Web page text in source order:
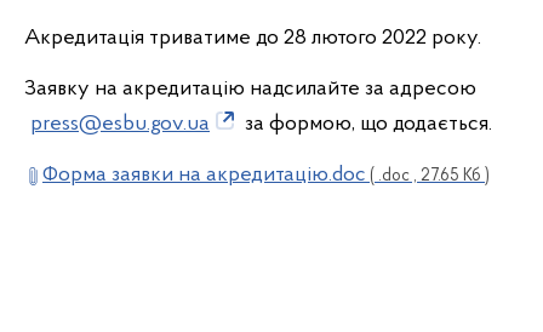
Акредитація триватиме до 28 лютого 2022 року.
Заявку на акредитацію надсилайте за адресою
press@esbu.gov.ua
за формою, що додається.
Форма заявки на акредитацію.doc ( .doc , 27.65 Кб )